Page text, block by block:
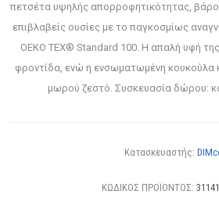
πετσέτα υψηλής απορροφητικότητας,
επιβλαβείς ουσίες με το παγκοσμίως
OEKO TEX® Standard 100. Η απαλή υφή
φροντίδα, ενώ η ενσωματωμένη κουκούλα
μωρού ζεστό. Συσκευασία δώρου:
Κατασκευαστής:
ΚΩΔΙΚΟΣ ΠΡΟΪΟΝΤΟΣ: